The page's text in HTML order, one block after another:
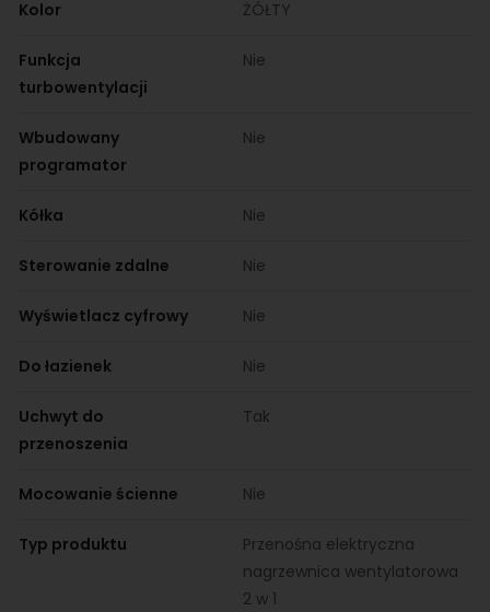
Kolor ŻÓŁTY
Funkcja
turbowentylacji
Nie
Wbudowany
programator
Nie
Kółka Nie
Sterowanie zdalne Nie
Wyświetlacz cyfrowy Nie
Do łazienek Nie
Uchwyt do
przenoszenia
Tak
Mocowanie ścienne Nie
Typ produktu
Przenośna elektryczna
nagrzewnica wentylatorowa
2 w 1